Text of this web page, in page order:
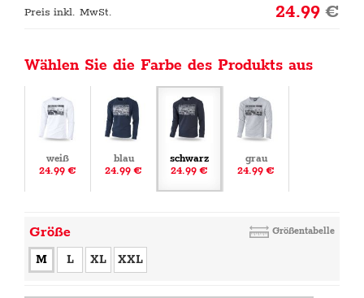
Preis inkl. MwSt. 24.99€
Wählen Sie die Farbe des Produkts aus
weiß
24.99 €
blau
24.99 €
schwarz
24.99 €
grau
24.99 €
Größe Größentabelle
M L XL XXL